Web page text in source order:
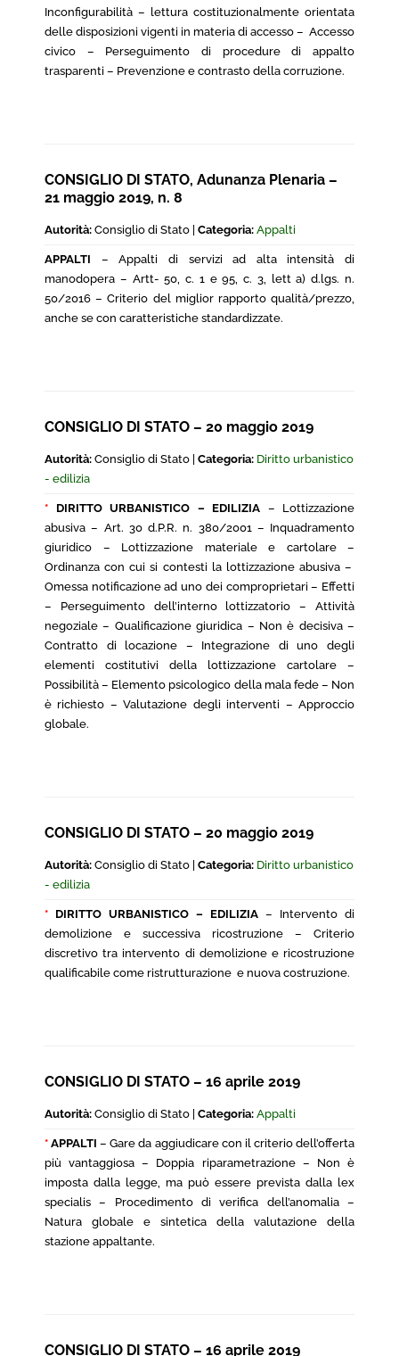
Inconfigurabilità – lettura costituzionalmente orientata
delle disposizioni vigenti in materia di accesso – Accesso
civico – Perseguimento di procedure di appalto
trasparenti – Prevenzione e contrasto della corruzione.
CONSIGLIO DI STATO, Adunanza Plenaria –
21 maggio 2019, n. 8
Autorità: Consiglio di Stato | Categoria: Appalti
APPALTI – Appalti di servizi ad alta intensità di
manodopera – Artt- 50, c. 1 e 95, c. 3, lett a) d.lgs. n.
50/2016 – Criterio del miglior rapporto qualità/prezzo,
anche se con caratteristiche standardizzate.
CONSIGLIO DI STATO – 20 maggio 2019
Autorità: Consiglio di Stato | Categoria: Diritto urbanistico
- edilizia
* DIRITTO URBANISTICO – EDILIZIA – Lottizzazione
abusiva – Art. 30 d.P.R. n. 380/2001 – Inquadramento
giuridico – Lottizzazione materiale e cartolare –
Ordinanza con cui si contesti la lottizzazione abusiva –
Omessa notificazione ad uno dei comproprietari – Effetti
– Perseguimento dell’interno lottizzatorio – Attività
negoziale – Qualificazione giuridica – Non è decisiva –
Contratto di locazione – Integrazione di uno degli
elementi costitutivi della lottizzazione cartolare –
Possibilità – Elemento psicologico della mala fede – Non
è richiesto – Valutazione degli interventi – Approccio
globale.
CONSIGLIO DI STATO – 20 maggio 2019
Autorità: Consiglio di Stato | Categoria: Diritto urbanistico
- edilizia
* DIRITTO URBANISTICO – EDILIZIA – Intervento di
demolizione e successiva ricostruzione – Criterio
discretivo tra intervento di demolizione e ricostruzione
qualificabile come ristrutturazione e nuova costruzione.
CONSIGLIO DI STATO – 16 aprile 2019
Autorità: Consiglio di Stato | Categoria: Appalti
*APPALTI– Gare da aggiudicare con il criterio dell’offerta
più vantaggiosa – Doppia riparametrazione – Non è
imposta dalla legge, ma può essere prevista dalla lex
specialis – Procedimento di verifica dell’anomalia –
Natura globale e sintetica della valutazione della
stazione appaltante.
CONSIGLIO DI STATO – 16 aprile 2019